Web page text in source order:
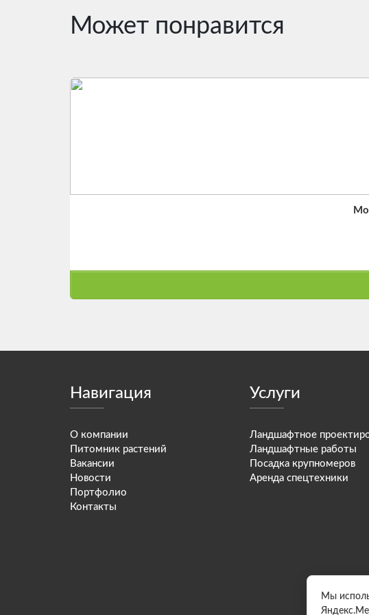
Может понравится
Навигация
О компании
Питомник растений
Вакансии
Новости
Портфолио
Контакты
Услуги
Ландшафтное
Ландшафтные работы
Посадка крупномеров
Аренда спецтехники
Мы